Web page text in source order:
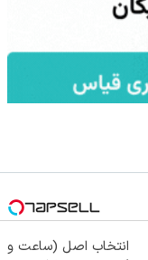
انتخاب اصل (ساعت و